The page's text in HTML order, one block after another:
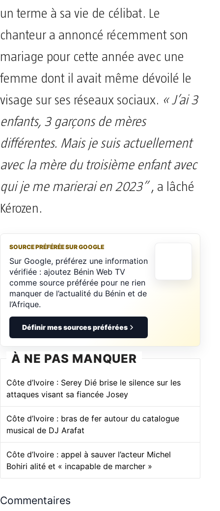
un terme à sa vie de célibat. Le
chanteur a annoncé récemment son
mariage pour cette année avec une
femme dont il avait même dévoilé le
visage sur ses réseaux sociaux. « J’ai 3
enfants, 3 garçons de mères
différentes. Mais je suis actuellement
avec la mère du troisième enfant avec
qui je me marierai en 2023”, a lâché
Kérozen.
SOURCE PRÉFÉRÉE SUR GOOGLE
Sur Google, préférez une information
vérifiée : ajoutez Bénin Web TV
comme source préférée pour ne rien
manquer de l’actualité du Bénin et de
l’Afrique.
Définir mes sources préférées
À NE PAS MANQUER
Côte d’Ivoire : Serey Dié brise le silence sur les
attaques visant sa fiancée Josey
Côte d’Ivoire : bras de fer autour du catalogue
musical de DJ Arafat
Côte d’Ivoire : appel à sauver l’acteur Michel
Bohiri alité et « incapable de marcher »
Commentaires